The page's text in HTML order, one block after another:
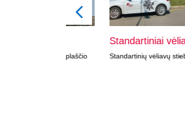
Standartiniai vėliavų stiebai
Standartinių vėliavų stiebų katalogas.